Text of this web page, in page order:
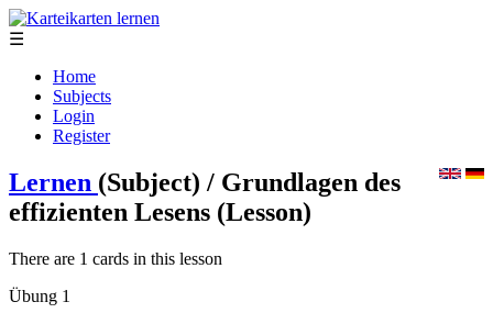
☰
Home
Subjects
Login
Register
Lernen (Subject) / Grundlagen des
effizienten Lesens (Lesson)
There are 1 cards in this lesson
Übung 1